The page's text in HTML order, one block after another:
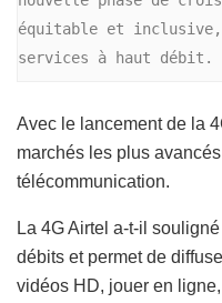
équitable et inclusive,
services à haut débit.
Avec le lancement de la
marchés les plus
télécommunication.
La 4G Airtel a-t-il
débits et permet de
vidéos HD, jouer en